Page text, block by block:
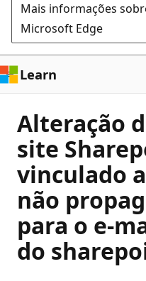
Mais informações
Microsoft Edge
Learn
Alteração
site
vinculado
não
para o e-
do